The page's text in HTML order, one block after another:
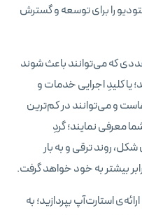
را برای توسعه و گسترش
که می‌توانند باعث شوند
یا کلیدِ اجرایی خدمات و
و می‌توانند در کم‌ترین
معرفی نمایند؛ گردِ
روند ترقی و به بار
بیشتر به خود خواهد گرفت.
استارت‌آپ بپردازید؛ به